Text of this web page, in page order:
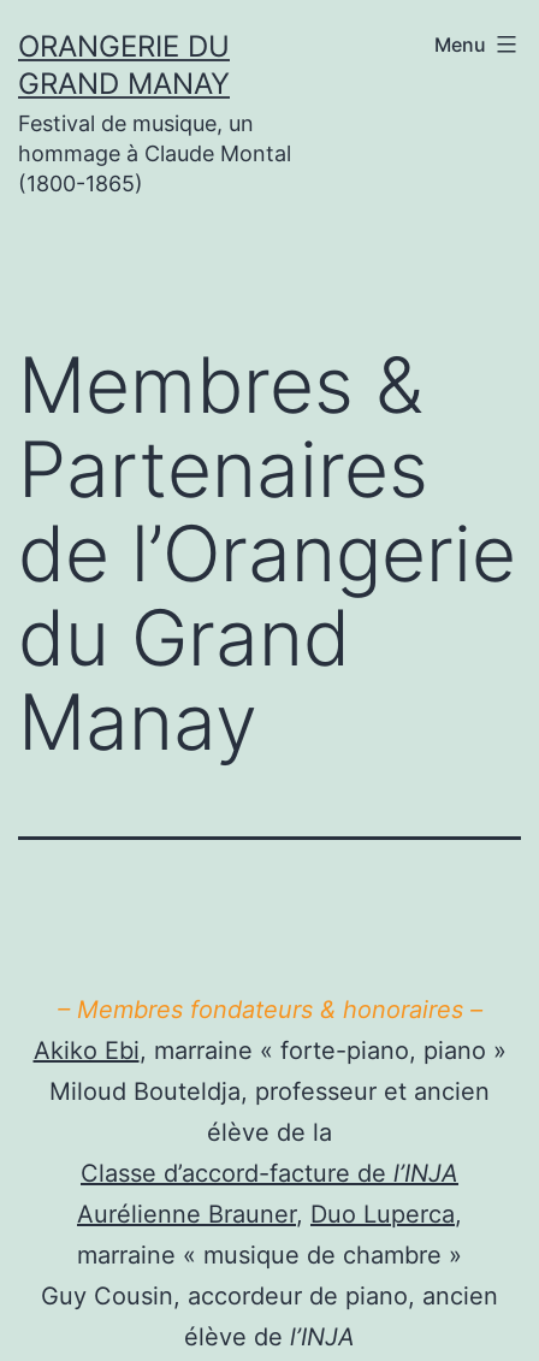
au
contenu
ORANGERIE DU
GRAND MANAY
Festival de musique, un
hommage à Claude Montal
(1800-1865)
Menu
Membres &
Partenaires
de l’Orangerie
du Grand
Manay
– Membres fondateurs & honoraires –
Akiko Ebi, marraine « forte-piano, piano »
Miloud Bouteldja, professeur et ancien
élève de la
Classe d’accord-facture de l’INJA
Aurélienne Brauner, Duo Luperca,
marraine « musique de chambre »
Guy Cousin, accordeur de piano, ancien
élève de l’INJA